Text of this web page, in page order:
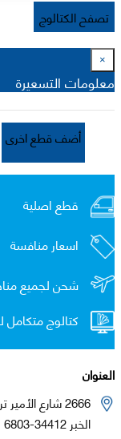
تصفح الكتالوج
×
معلومات التسعيرة
أضف قطع اخرى
قطع اصلية
اسعار منافسة
شحن لجميع
كتالوج متكامل
العنوان
2666 شارع الأمير تركي – الكورنيش , وحدة رقم 102
الخبر 34412-6803 , المملكة العربية السعودية